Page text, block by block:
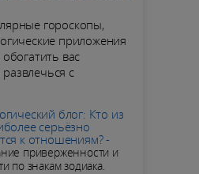
гороскопы,
приложения
вас
с
блог: Кто из
серьёзно
к отношениям? -
приверженности и
по знакам зодиака.